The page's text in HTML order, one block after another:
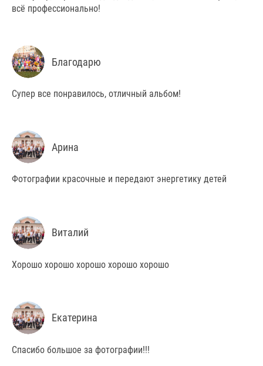
всё профессионально!
Благодарю
Супер все понравилось, отличный альбом!
Арина
Фотографии красочные и передают энергетику детей
Виталий
Хорошо хорошо хорошо хорошо хорошо
Екатерина
Спасибо большое за фотографии!!!